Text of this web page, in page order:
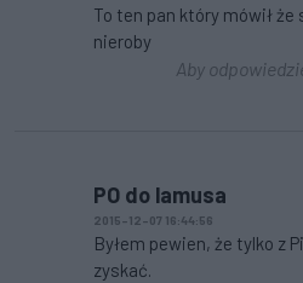
To ten pan który mówił
nieroby
Aby
PO do lamusa
2015-12-07 16:44:56
Byłem pewien, że tylko z
zyskać.